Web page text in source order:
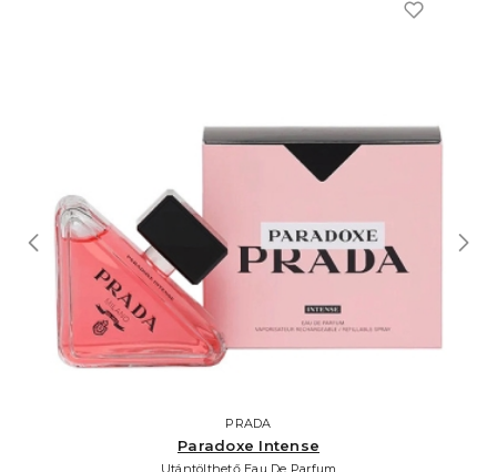
PRADA
Paradoxe Intense
Utántölthető Eau De Parfum